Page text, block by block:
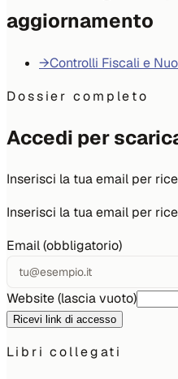
aggiornamento
→Controlli Fiscali e
Dossier completo
Accedi per
Inserisci la tua email per
Inserisci la tua email per
Email (obbligatorio)
Website (lascia vuoto)
Ricevi link di accesso
Libri collegati